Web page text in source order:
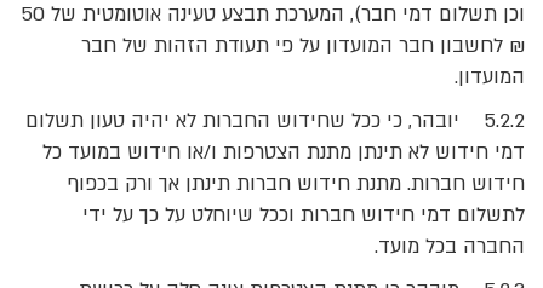
וכן תשלום דמי חבר), המערכת תבצע טעינה אוטומטית של 50
₪ לחשבון חבר המועדון על פי תעודת הזהות של חבר
המועדון.
5.2.2 יובהר, כי ככל שחידוש החברות לא יהיה טעון תשלום
דמי חידוש לא תינתן מתנת הצטרפות ו/או חידוש במועד כל
חידוש חברות. מתנת חידוש חברות תינתן אך ורק בכפוף
לתשלום דמי חידוש חברות וככל שיוחלט על כך על ידי
החברה בכל מועד.